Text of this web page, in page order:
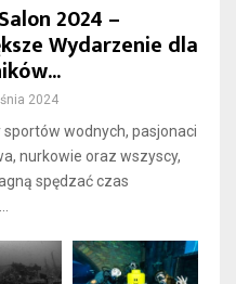
2024 –
Wydarzenie dla
2024
sportów wodnych, pasjonaci
nurkowie oraz wszyscy,
spędzać czas